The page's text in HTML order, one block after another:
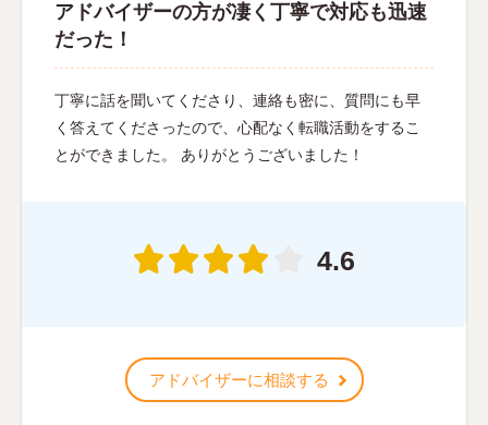
アドバイザーの方が凄く丁寧で対応も迅速
だった！
丁寧に話を聞いてくださり、連絡も密に、質問にも早
く答えてくださったので、心配なく転職活動をするこ
とができました。 ありがとうございました！
4.6
アドバイザーに相談する